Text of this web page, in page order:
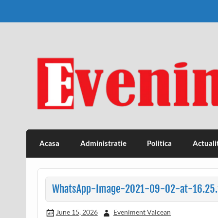
Eveniment Valcean
Acasa Administratie Politica
WhatsApp-Image-2021-09-02-at-
June 15, 2026 Eveniment Valcean